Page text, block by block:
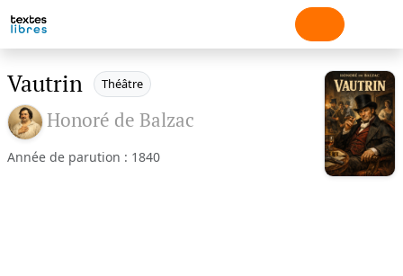
Vautrin Théâtre
Honoré de Balzac
Année de parution : 1840